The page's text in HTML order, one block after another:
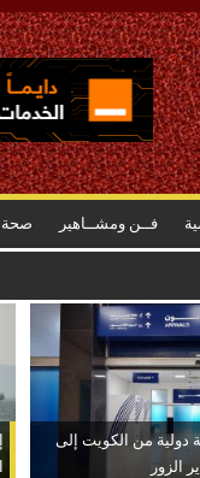
فــن ومشــاهير صحة
دولية من الكويت إلى
الزور